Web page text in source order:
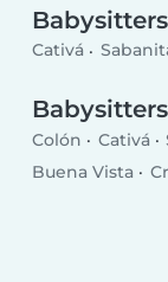
Cativá
Colón Cativá
Buena Vista